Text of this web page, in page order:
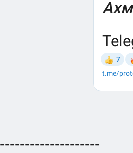
--------------------